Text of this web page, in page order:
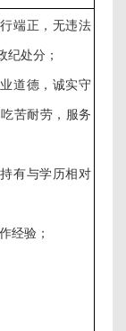
端正，无违法
纪处分；
道德，诚实守
苦耐劳，服务
有与学历相对
经验；